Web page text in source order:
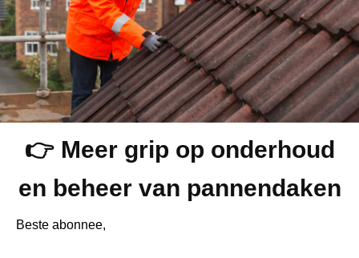
👉 Meer grip op onderhoud
en beheer van pannendaken
Beste abonnee,